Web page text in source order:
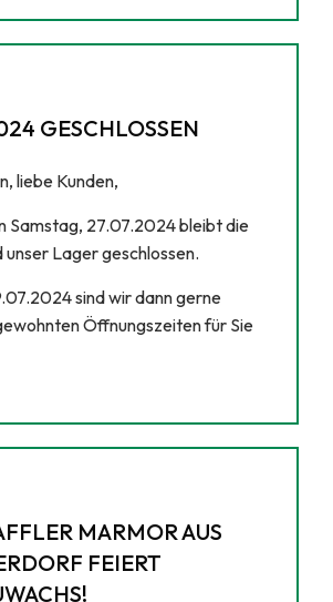
GESCHLOSSEN
liebe Kunden,
Samstag, 27.07.2024 bleibt die
unser Lager geschlossen.
sind wir dann gerne
Öffnungszeiten für Sie
MARMOR AUS
FEIERT